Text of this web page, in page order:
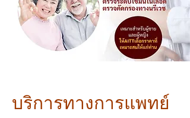
บริการทางการแพทย์